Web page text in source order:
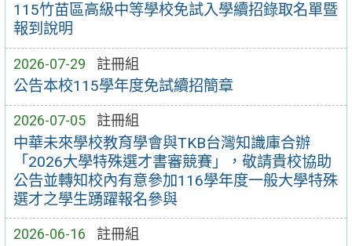
115竹苗區高級中等學校免試入學續招錄取名單暨
報到說明
2026-07-29 註冊組
公告本校115學年度免試續招簡章
2026-07-05 註冊組
中華未來學校教育學會與TKB台灣知識庫合辦
「2026大學特殊選才書審競賽」，敬請貴校協助
公告並轉知校內有意參加116學年度一般大學特殊
選才之學生踴躍報名參與
2026-06-16 註冊組